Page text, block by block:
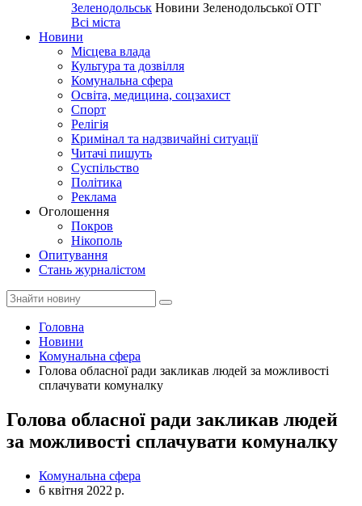
Зеленодольськ Новини Зеленодольської ОТГ
Всі міста
Новини
Місцева влада
Культура та дозвілля
Комунальна сфера
Освіта, медицина, соцзахист
Спорт
Релігія
Кримінал та надзвичайні ситуації
Читачі пишуть
Суспільство
Політика
Реклама
Оголошення
Покров
Нікополь
Опитування
Стань журналістом
Головна
Новини
Комунальна сфера
Голова обласної ради закликав людей за можливості
сплачувати комуналку
Голова обласної ради закликав людей
за можливості сплачувати комуналку
Комунальна сфера
6 квітня 2022 р.